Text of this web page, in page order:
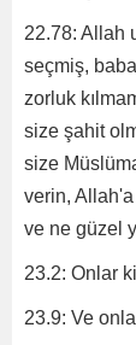
22.78: Allah
seçmiş,
zorluk
size şahit
size
verin,
ve ne güzel
23.2: Onlar
23.9: Ve